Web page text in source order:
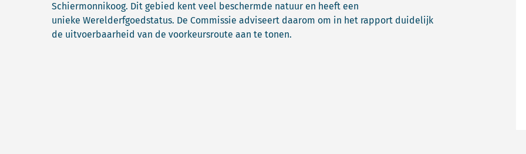
Schiermonnikoog. Dit gebied kent veel beschermde natuur en heeft een
unieke Werelderfgoedstatus. De Commissie adviseert daarom om in het rapport duidelijk
de uitvoerbaarheid van de voorkeursroute aan te tonen.